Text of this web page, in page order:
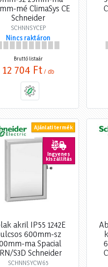
mé ClimaSys CE
Schneider
SCHNNSYCEP
Nincs raktáron
Bruttó listaár
12 704 Ft / db
Ajánlati termék
Ingyenes
kiszállítás
akril IP55 1242E
600mm-sz
ma Spacial
S3D Schneider
SCHNNSYCW65